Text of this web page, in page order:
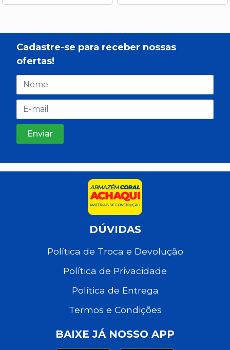
Cadastre-se para receber nossas
ofertas!
DÚVIDAS
Política de Troca e Devolução
Política de Privacidade
Política de Entrega
Termos e Condições
BAIXE JÁ NOSSO APP